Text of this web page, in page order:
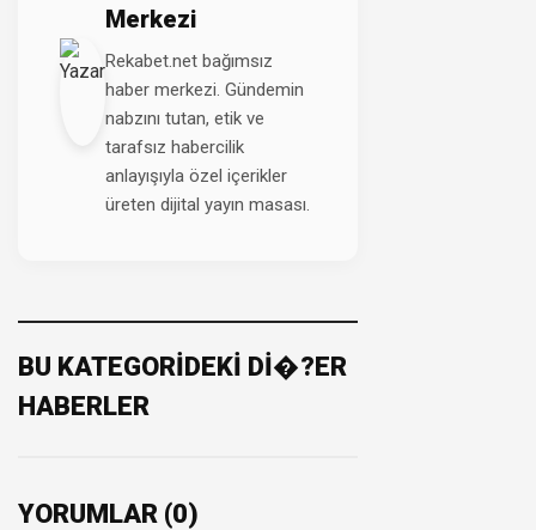
Merkezi
Rekabet.net bağımsız
haber merkezi. Gündemin
nabzını tutan, etik ve
tarafsız habercilik
anlayışıyla özel içerikler
üreten dijital yayın masası.
BU KATEGORİDEKİ Dİ�?ER
HABERLER
YORUMLAR (0)